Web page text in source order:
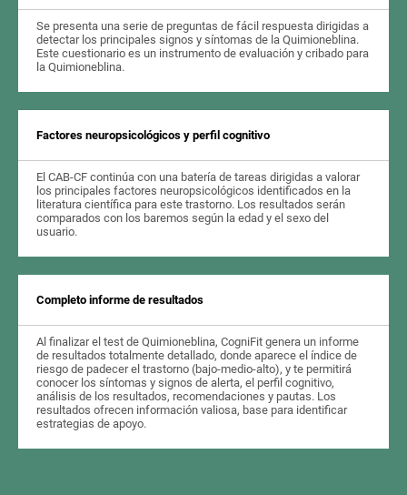
Se presenta una serie de preguntas de fácil respuesta dirigidas a
detectar los principales signos y síntomas de la Quimioneblina.
Este cuestionario es un instrumento de evaluación y cribado para
la Quimioneblina.
Factores neuropsicológicos y perfil cognitivo
El CAB-CF continúa con una batería de tareas dirigidas a valorar
los principales factores neuropsicológicos identificados en la
literatura científica para este trastorno. Los resultados serán
comparados con los baremos según la edad y el sexo del
usuario.
Completo informe de resultados
Al finalizar el test de Quimioneblina, CogniFit genera un informe
de resultados totalmente detallado, donde aparece el índice de
riesgo de padecer el trastorno (bajo-medio-alto), y te permitirá
conocer los síntomas y signos de alerta, el perfil cognitivo,
análisis de los resultados, recomendaciones y pautas. Los
resultados ofrecen información valiosa, base para identificar
estrategias de apoyo.